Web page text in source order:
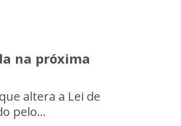
na próxima
altera a Lei de
pelo...